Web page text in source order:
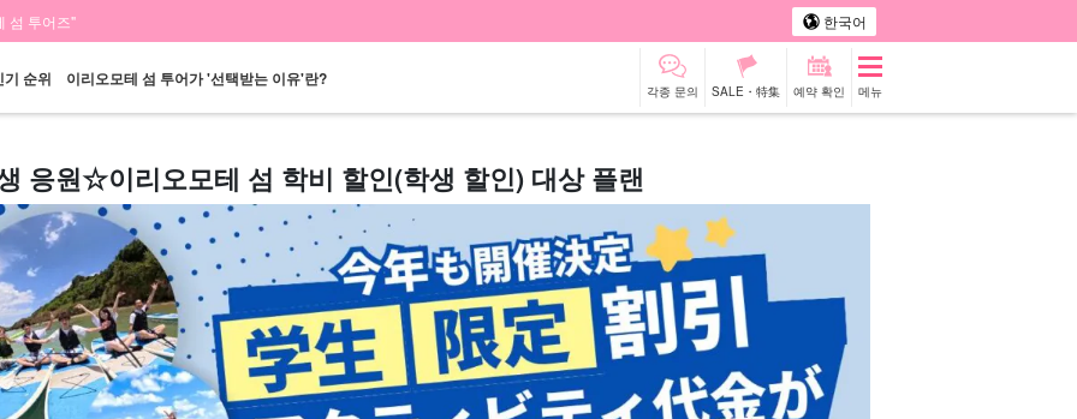
섬 투어즈" 한국어
기 순위 이리오모테 섬 투어가 '선택받는 이유'란?
각종 문의 SALE・特集 예약 확인 메뉴
당일 예약 OK
플랜
할인 혜택
세트 플랜
프리미엄
엄선된 플랜
이리오모테 섬 "폭
투어
관광 투어
응원☆이리오모테 섬 학비 할인(학생 할인) 대상 플랜